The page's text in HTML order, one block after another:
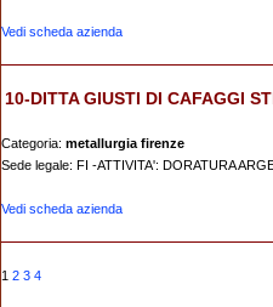
Vedi scheda azienda
10-DITTA GIUSTI DI CAFAGGI
Categoria: metallurgia firenze
Sede legale: FI -ATTIVITA': DORATURA
Vedi scheda azienda
1 2 3 4